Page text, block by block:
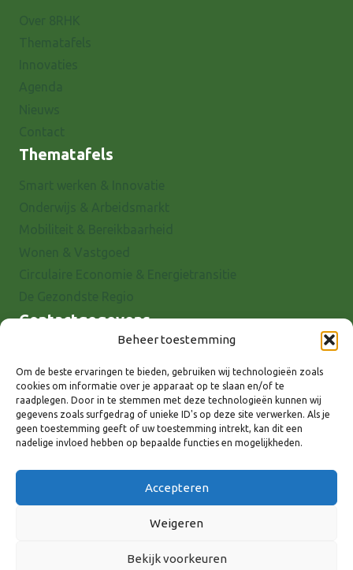
Beheer toestemming
Om de beste ervaringen te bieden, gebruiken wij technologieën zoals
cookies om informatie over je apparaat op te slaan en/of te
raadplegen. Door in te stemmen met deze technologieën kunnen wij
gegevens zoals surfgedrag of unieke ID's op deze site verwerken. Als je
geen toestemming geeft of uw toestemming intrekt, kan dit een
nadelige invloed hebben op bepaalde functies en mogelijkheden.
Accepteren
Weigeren
Bekijk voorkeuren
Thematafels
Contactgegevens
7001 EX Doetinchem
E-mail: info@8rhk.nl
Telefoonnummers
Privacyverklaring